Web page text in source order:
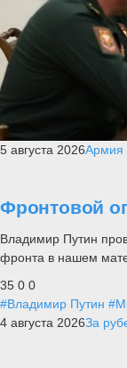
5 августа 2026Армия
Фронтовой
Владимир Путин
фронта в нашем
35 0 0
#Владимир Путин
4 августа 2026За